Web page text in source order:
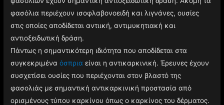
φασόλια περιέχουν ισοφλαβονοειδή και λιγνάνες, ουσίες
στις οποίες αποδίδεται αντιική, αντιμυκητιακή και
αντιοξειδωτική δράση.
Πάντως η σημαντικότερη ιδιότητα που αποδίδεται στα
συγκεκριμέναόσπρια είναι η αντικαρκινική. Έρευνες έχουν
συσχετίσει ουσίες που περιέχονται στον βλαστό της
φασολιάς με σημαντική αντικαρκινική προστασία από
ορισμένους τύπου καρκίνου όπως ο καρκίνος του δέρματος.